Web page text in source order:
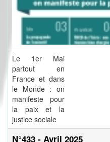
Le 1er Mai
partout en
France et dans
le Monde : on
manifeste pour
la paix et la
justice sociale
N°433 - Avril 2025